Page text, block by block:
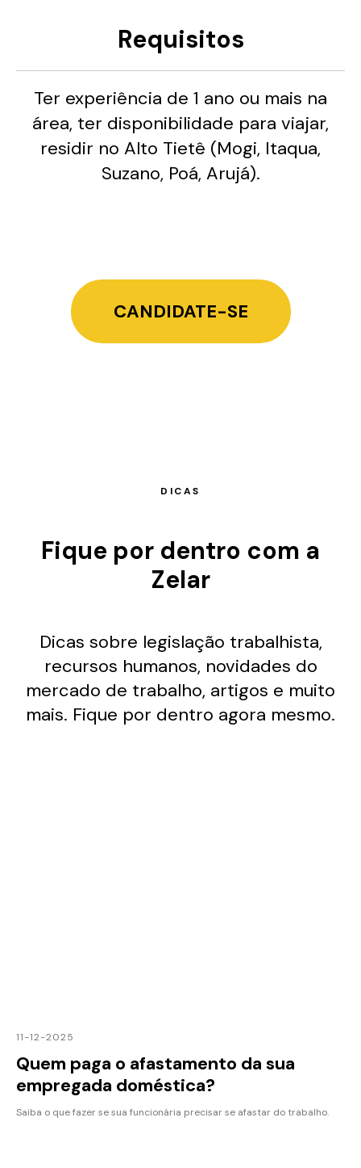
Requisitos
Ter experiência de 1 ano ou mais na
área, ter disponibilidade para viajar,
residir no Alto Tietê (Mogi, Itaqua,
Suzano, Poá, Arujá).
CANDIDATE-SE
DICAS
Fique por dentro com a
Zelar
Dicas sobre legislação trabalhista,
recursos humanos, novidades do
mercado de trabalho, artigos e muito
mais. Fique por dentro agora mesmo.
11-12-2025
Quem paga o afastamento da sua
empregada doméstica?
Saiba o que fazer se sua funcionária precisar se afastar do trabalho.